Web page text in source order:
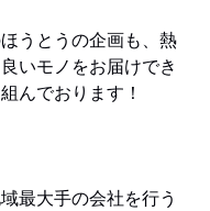
うとうの企画も、熱
いモノをお届けでき
んでおります！
最大手の会社を行う